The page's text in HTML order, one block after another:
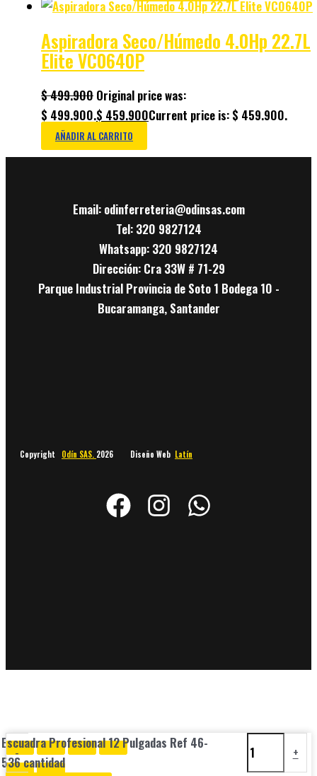
Aspiradora Seco/Húmedo 4.0Hp 22.7L
Elite VC0640P
$499.900 Original price was:
$ 499.900.$ 459.900Current price is: $ 459.900.
AÑADIR AL CARRITO
Email: odinferreteria@odinsas.com
Tel: 320 9827124
Whatsapp: 320 9827124
Dirección: Cra 33W # 71-29
Parque Industrial Provincia de Soto 1 Bodega 10 -
Bucaramanga, Santander
Copyright Odín SAS. 2026 Diseño Web Latín
-
Escuadra Profesional 12 Pulgadas Ref 46-
536 cantidad
+